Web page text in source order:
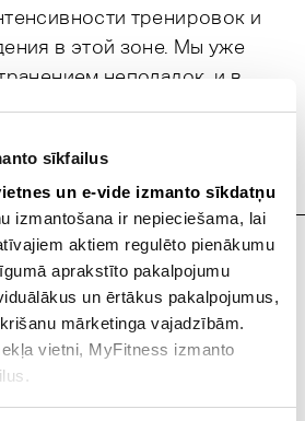
sīkfailus
un e-vide izmanto sīkdatņu
izmantošana ir nepieciešama, lai
aktiem regulēto pienākumu
aprakstīto pakalpojumu
un ērtākus pakalpojumus,
mārketinga vajadzībām.
vietni, MyFitness izmanto
тренировок и
в этой зоне. Мы уже
неполадок, и в